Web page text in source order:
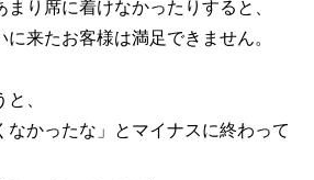
り席に着けなかったりすると、
来たお客様は満足できません。
、
なかったな」とマイナスに終わって